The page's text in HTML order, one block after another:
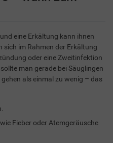
eine Erkältung kann ihnen
sich im Rahmen der Erkältung
oder eine Zweitinfektion
man gerade bei Säuglingen
als einmal zu wenig – das
Fieber oder Atemgeräusche